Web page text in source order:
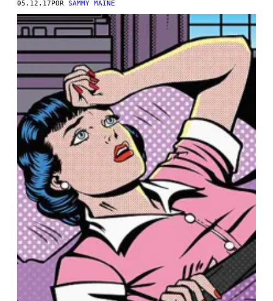
05.12.17POR SAMMY MAINE